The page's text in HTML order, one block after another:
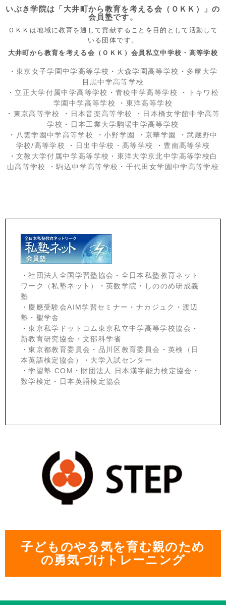
いぶき学院は「大井町から教育を考える会（ＯＫＫ）」の
会員塾です。
ＯＫＫは地域に教育を通して貢献することを目的として活動して
いる団体です。
大井町から教育を考える会（ＯＫＫ）会員私立中学校・高等学校
・ 東京女子学園中学高等学校 ・ 大森学園高等学校 ・ 多摩大学
目黒中学高等学校
・ 立正大学付属中学高等学校 ・ 青稜中学高等学校 ・
トキワ松
学園中学高等学校
・ 東洋高等学校
・ 東京高等学校 ・ 日本音楽高等学校 ・ 日本橋女学館中学高等
学校 ・
日本工業大学駒場中学高等学校
・ 八雲学園中学高等学校 ・ 小野学園 ・京華学園 ・武蔵野中
学校/高等学校
・ 日出中学校 ・高等学校 ・ 豊南高等学校
・ 文教大学付属中学高等学校 ・ 東洋大学京北中学高等学校白
山高等学校
・駒込中学高等学校 ・ 千代田女学園中学高等学校
・社団法人全国学習塾協会 ・ 全日本私塾教育ネット
ワーク（私塾ネット）
・ 英数学院 ・
しののめ研成義
塾
・ 慶應受験会AIM学習セミナー ・ ナカジュク ・ 渡辺
塾 ・ 聖学舎
・東京私学ドットコム東京私立中学高等学校協会 ・
新教育研究協会 ・ 文部科学省
・東京都教育委員会 ・ 品川区教育委員会 ・ 英検（日
本英語検定協会）
・ 大学入試センター
・学習塾.COM ・ 財団法人 日本漢字能力検定協会 ・
数学検定 ・ 日本英語検定協会
子どものやる気を育む親のため
の勇気づけトレーニング